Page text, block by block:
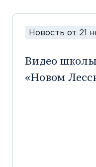
Новость от 21
Видео школы
«Новом